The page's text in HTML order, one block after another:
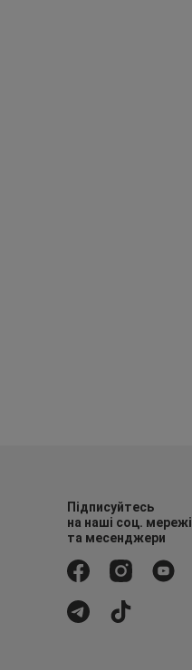
Підписуйтесь
на наші соц. мережі
та месенджери